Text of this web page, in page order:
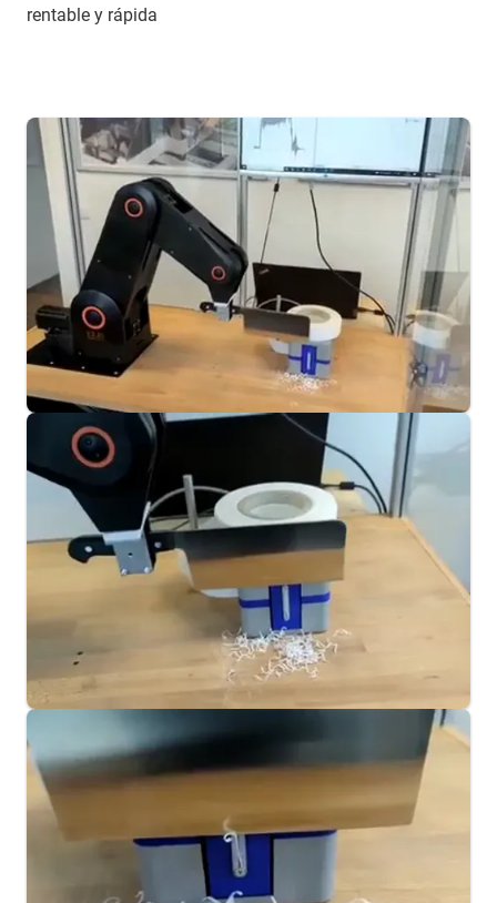
rentable y rápida